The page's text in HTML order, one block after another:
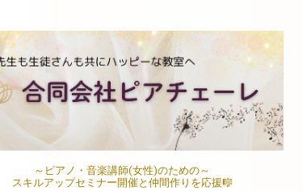
～ピアノ・音楽講師(女性)のための～
スキルアップセミナー開催と仲間作りを応援🎼